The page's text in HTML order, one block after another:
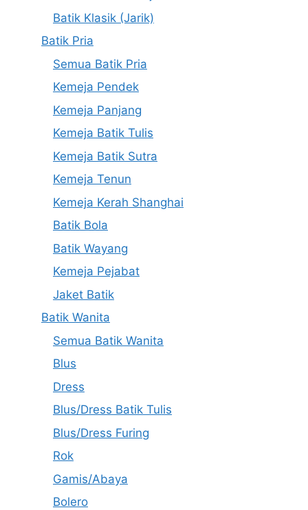
Batik Klasik (Jarik)
Batik Pria
Semua Batik Pria
Kemeja Pendek
Kemeja Panjang
Kemeja Batik Tulis
Kemeja Batik Sutra
Kemeja Tenun
Kemeja Kerah Shanghai
Batik Bola
Batik Wayang
Kemeja Pejabat
Jaket Batik
Batik Wanita
Semua Batik Wanita
Blus
Dress
Blus/Dress Batik Tulis
Blus/Dress Furing
Rok
Gamis/Abaya
Bolero